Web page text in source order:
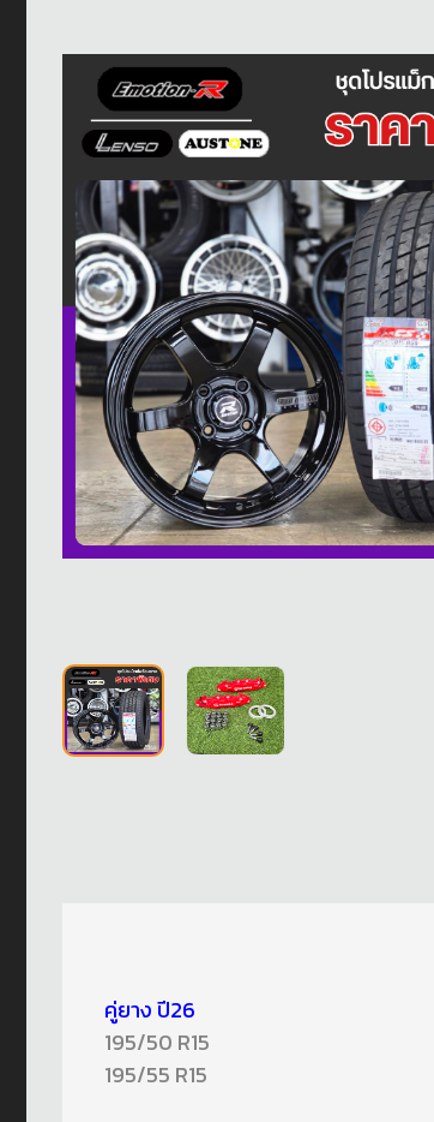
คู่ยาง ปี26
195/50 R15
195/55 R15